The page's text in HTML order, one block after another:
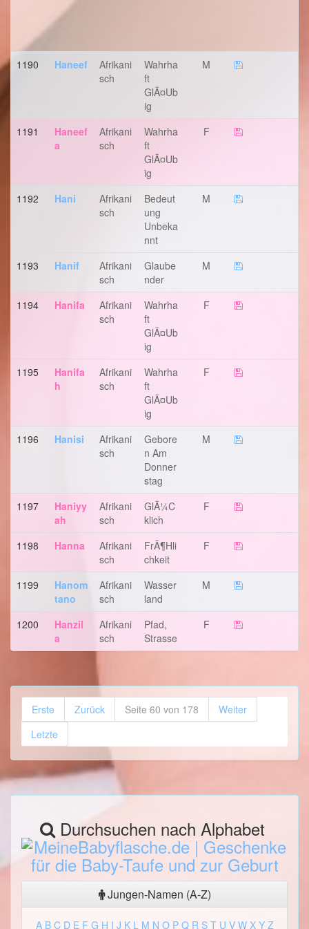
1190 Haneef
Afrikani
Sch
Wahrha
Ft
GlÃ¤ub
Ig
M
1191
Haneef
A
Afrikani
Sch
Wahrha
Ft
GlÃ¤ub
Ig
F
1192 Hani
Afrikani
Sch
Bedeut
Ung
Unbeka
Nnt
M
1193 Hanif
Afrikani
Sch
Glaube
Nder
M
1194 Hanifa
Afrikani
Sch
Wahrha
Ft
GlÃ¤ub
Ig
F
1195
Hanifa
H
Afrikani
Sch
Wahrha
Ft
GlÃ¤ub
Ig
F
1196 Hanisi
Afrikani
Sch
Gebore
N Am
Donner
Stag
M
1197
Haniyy
Ah
Afrikani
Sch
GlÃ¼c
Klich
F
1198 Hanna
Afrikani
Sch
FrÃ¶hli
Chkeit
F
1199
Hanom
Tano
Afrikani
Sch
Wasser
Land
M
1200
Hanzil
A
Afrikani
Sch
Pfad,
Strasse
F
Erste Zurück Seite 60 von 178
Weiter
Letzte
Durchsuchen nach Alphabet
Jungen-Namen (A-Z)
A B C D E F G H I J K L M N O P Q R S T U V W X Y Z